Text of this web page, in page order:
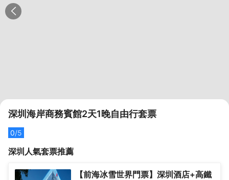
深圳海岸商務賓館2天1晚自由行套票
0/5
深圳 人氣套票推薦
【前海冰雪世界門票】深圳酒店+高鐵